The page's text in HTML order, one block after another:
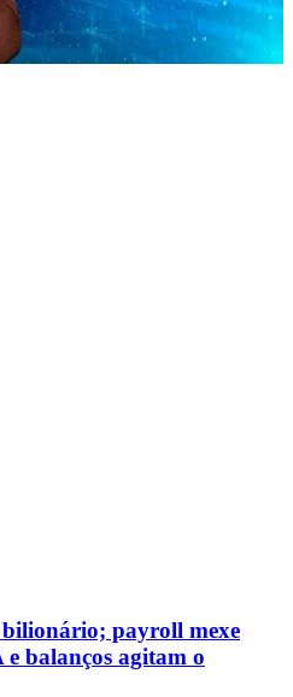
payroll mexe
e balanços agitam o